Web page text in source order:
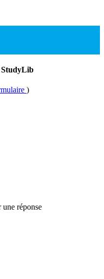
StudyLib
)
une réponse